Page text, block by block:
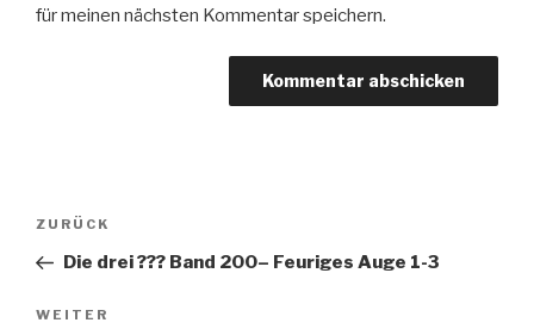
für meinen nächsten Kommentar speichern.
Beitragsnavigation
Vorheriger
Beitrag
ZURÜCK
Die drei ??? Band 200– Feuriges Auge 1-3
Nächster
WEITER